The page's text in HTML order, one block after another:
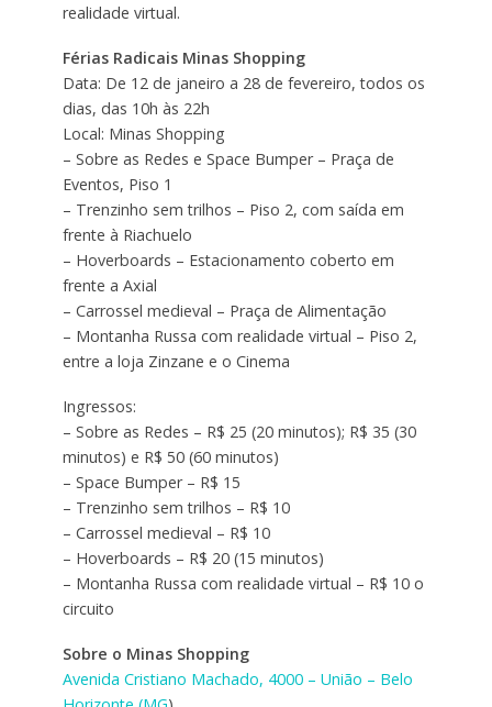
realidade virtual.
Férias Radicais Minas Shopping
Data: De 12 de janeiro a 28 de fevereiro, todos os
dias, das 10h às 22h
Local: Minas Shopping
– Sobre as Redes e Space Bumper – Praça de
Eventos, Piso 1
– Trenzinho sem trilhos – Piso 2, com saída em
frente à Riachuelo
– Hoverboards – Estacionamento coberto em
frente a Axial
– Carrossel medieval – Praça de Alimentação
– Montanha Russa com realidade virtual – Piso 2,
entre a loja Zinzane e o Cinema
Ingressos:
– Sobre as Redes – R$ 25 (20 minutos); R$ 35 (30
minutos) e R$ 50 (60 minutos)
– Space Bumper – R$ 15
– Trenzinho sem trilhos – R$ 10
– Carrossel medieval – R$ 10
– Hoverboards – R$ 20 (15 minutos)
– Montanha Russa com realidade virtual – R$ 10 o
circuito
Sobre o Minas Shopping
Avenida Cristiano Machado, 4000 – União – Belo